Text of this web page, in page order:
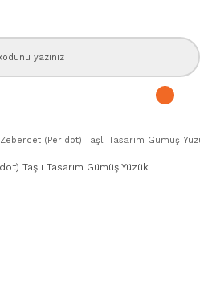
Zebercet (Peridot) Taşlı Tasarım Gümüş Yüzük